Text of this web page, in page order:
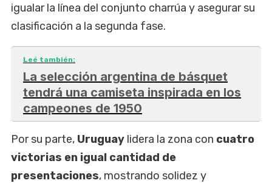
igualar la línea del conjunto charrúa y asegurar su
clasificación a la segunda fase.
Leé también:
La selección argentina de básquet
tendrá una camiseta inspirada en los
campeones de 1950
Por su parte, Uruguay lidera la zona con cuatro
victorias en igual cantidad de
presentaciones, mostrando solidez y